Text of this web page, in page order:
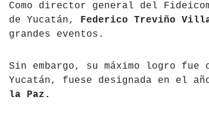
Como director general del
de Yucatán, Federico Treviño
grandes eventos.
Sin embargo, su máximo logro
Yucatán, fuese designada en el
la Paz.